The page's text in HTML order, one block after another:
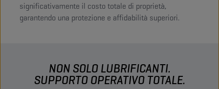
significativamente il costo totale di proprietà,
garantendo una protezione e affidabilità superiori.
NON SOLO LUBRIFICANTI.
SUPPORTO OPERATIVO TOTALE.